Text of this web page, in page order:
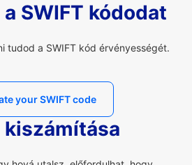
SWIFT kódodat
tudod a SWIFT kód érvényességét.
your SWIFT code
kiszámítása